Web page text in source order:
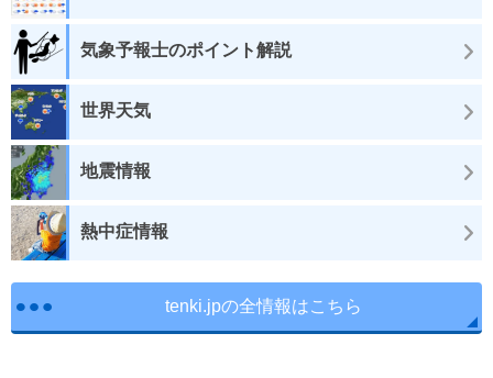
気象予報士のポイント解説
世界天気
地震情報
熱中症情報
tenki.jpの全情報はこちら